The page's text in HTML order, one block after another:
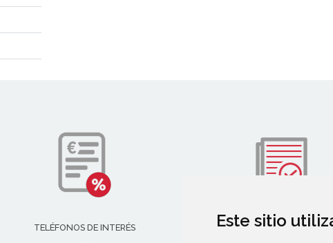
Este sitio
TELÉFONOS DE INTERÉS VALIDACIÓN DE